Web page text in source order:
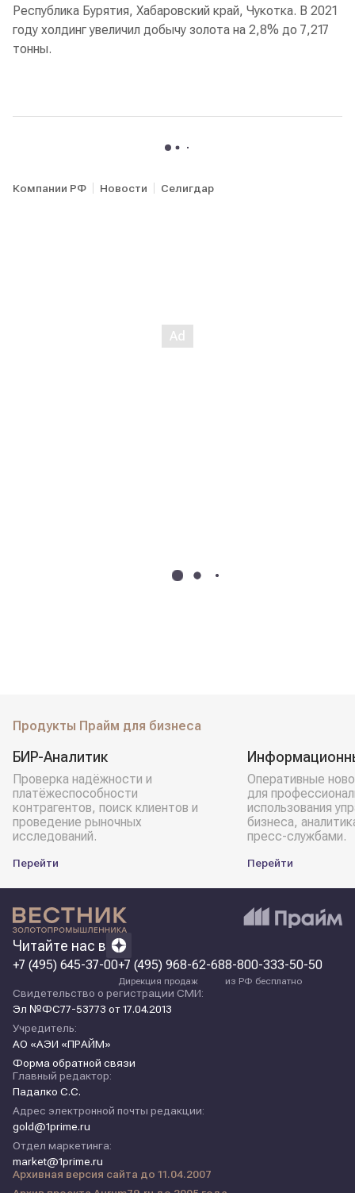
Республика Бурятия, Хабаровский край, Чукотка. В 2021
году холдинг увеличил добычу золота на 2,8% до 7,217
тонны.
Компании РФ Новости Селигдар
Продукты Прайм для бизнеса
БИР-Аналитик
Проверка надёжности и
платёжеспособности
контрагентов, поиск клиентов и
проведение рыночных
исследований.
Перейти
Оперативные
для
использования
бизнеса,
пресс-службами.
Перейти
Читайте нас в
+7 (495) 645-37-00+7 (495) 968-62-68
Дирекция продаж
8-800-333-50-50
из РФ бесплатно
Свидетельство о регистрации СМИ:
Эл №ФС77-53773 от 17.04.2013
Учредитель:
АО «АЭИ «ПРАЙМ»
Форма обратной связи
Главный редактор:
Падалко С.С.
Адрес электронной почты редакции:
gold@1prime.ru
Отдел маркетинга:
market@1prime.ru
Архивная версия сайта до 11.04.2007